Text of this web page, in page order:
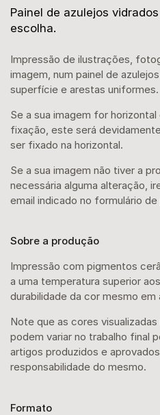
Descrição
Painel de azulejos
escolha.
Impressão de ilustrações,
imagem, num painel de
superfície e arestas uniformes.
Se a sua imagem for
fixação, este será
ser fixado na horizontal.
Se a sua imagem não tiver a
necessária alguma alteração,
email indicado no formulário
Sobre a produção
Impressão com pigmentos
a uma temperatura superior
durabilidade da cor mesmo
Note que as cores
podem variar no trabalho final
artigos produzidos e
responsabilidade do mesmo.
Formato